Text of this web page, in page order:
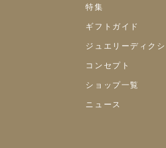
特集
ギフトガイド
ジュエリーディク
コンセプト
ショップ一覧
ニュース